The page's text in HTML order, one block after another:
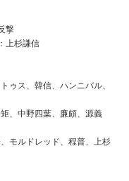
撃
杉謙信
ス、韓信、ハンニバル、
中野四葉、廉頗、源義
ルドレッド、程普、上杉